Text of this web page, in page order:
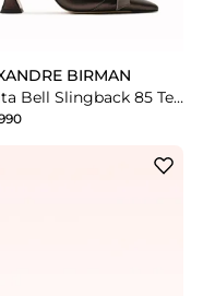
BIRMAN
Clarita Bell Slingback 85 Testa Di Moro